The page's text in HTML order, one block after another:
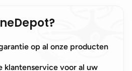
op al onze producten
klantenservice voor al uw